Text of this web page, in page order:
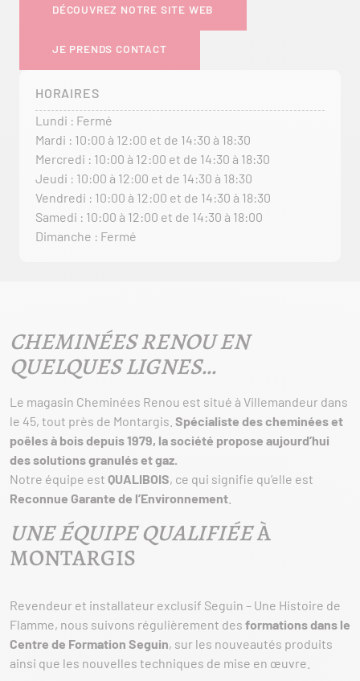
DÉCOUVREZ NOTRE SITE WEB
JE PRENDS CONTACT
HORAIRES
Lundi : Fermé
Mardi : 10:00 à 12:00 et de 14:30 à 18:30
Mercredi : 10:00 à 12:00 et de 14:30 à 18:30
Jeudi : 10:00 à 12:00 et de 14:30 à 18:30
Vendredi : 10:00 à 12:00 et de 14:30 à 18:30
Samedi : 10:00 à 12:00 et de 14:30 à 18:00
Dimanche : Fermé
CHEMINÉES RENOU EN
QUELQUES LIGNES…
Le magasin Cheminées Renou est situé à Villemandeur dans
le 45, tout près de Montargis. Spécialiste des cheminées et
poêles à bois depuis 1979, la société propose aujourd’hui
des solutions granulés et gaz.
Notre équipe est QUALIBOIS, ce qui signifie qu’elle est
Reconnue Garante de l’Environnement
UNE ÉQUIPE QUALIFIÉEÀ
MONTARGIS
Revendeur et installateur exclusif Seguin – Une Histoire de
Flamme, nous suivons régulièrement des formations dans le
Centre de Formation Seguin, sur les nouveautés produits
ainsi que les nouvelles techniques de mise en œuvre.